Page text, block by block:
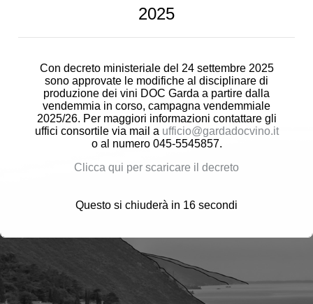
2025
Con decreto ministeriale del 24 settembre 2025
sono approvate le modifiche al disciplinare di
produzione dei vini DOC Garda a partire dalla
vendemmia in corso, campagna vendemmiale
2025/26. Per maggiori informazioni contattare gli
uffici consortile via mail a ufficio@gardadocvino.it
o al numero 045-5545857.
Clicca qui per scaricare il decreto
Questo si chiuderà in 16 secondi